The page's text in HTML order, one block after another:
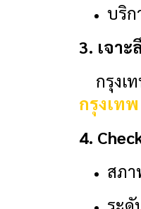
บริก
3. เจา
กรุงเ
กรุงเท
4.
สภ